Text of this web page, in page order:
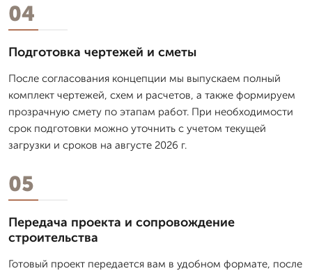
04
Подготовка чертежей и сметы
После согласования концепции мы выпускаем полный
комплект чертежей, схем и расчетов, а также формируем
прозрачную смету по этапам работ. При необходимости
срок подготовки можно уточнить с учетом текущей
загрузки и сроков на августе 2026 г.
05
Передача проекта и сопровождение
строительства
Готовый проект передается вам в удобном формате, после